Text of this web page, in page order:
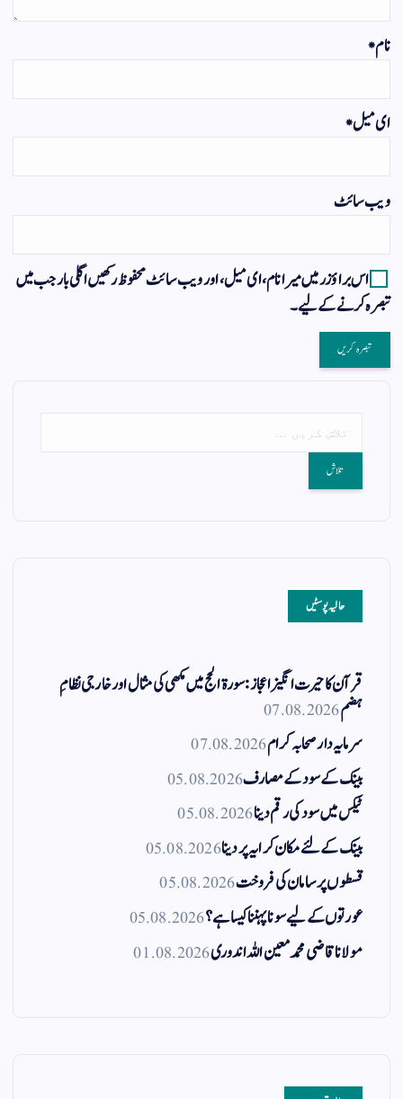
نام*
ای میل*
ویب‌ سائٹ
اس براؤزر میں میرا نام، ای میل، اور ویب سائٹ محفوظ رکھیں اگلی بار جب میں
تبصرہ کرنے کےلیے۔
حالیہ پوسٹیں
قرآن کا حیرت انگیز اعجاز: سورۃ الحج میں مکھی کی مثال اور خارجی نظامِ
ہضم07.08.2026
سرمایہ دار صحابہ کرام07.08.2026
بینک کے سود کے مصارف05.08.2026
ٹیکس میں سود کی رقم دینا05.08.2026
بینک کے لئے مکان کرایہ پر دینا05.08.2026
قسطوں پر سامان کی فروخت05.08.2026
عورتوں کے لیے سونا پہننا کیسا ہے؟05.08.2026
مولانا قاضی محمد معین اللہ اندوری01.08.2026